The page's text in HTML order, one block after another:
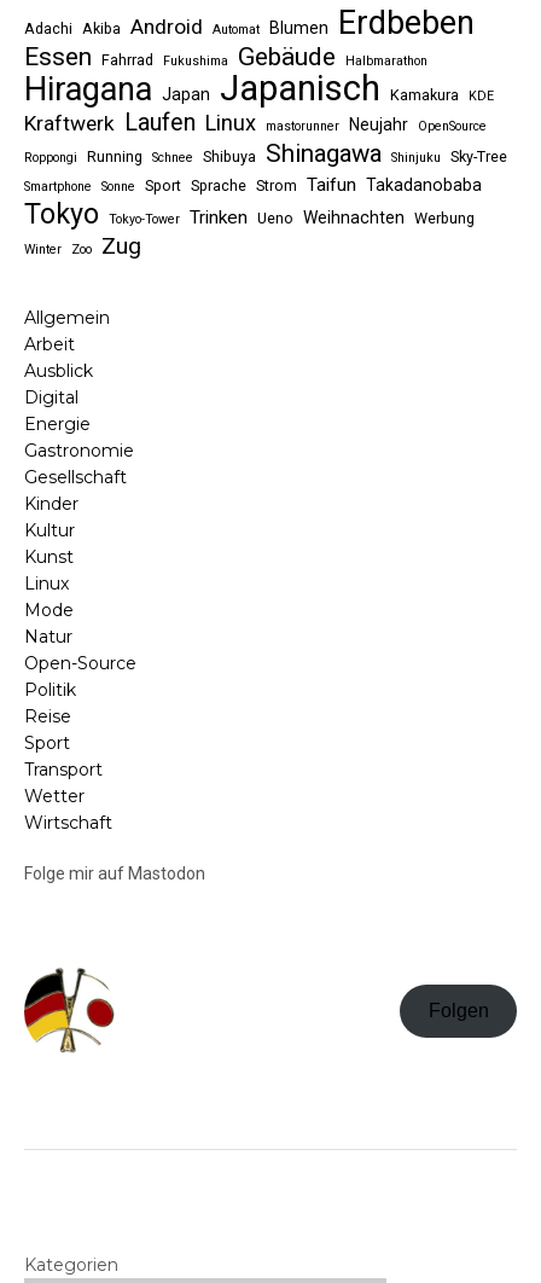
Adachi Akiba Android Automat Blumen Erdbeben
Essen Fahrrad Fukushima Gebäude Halbmarathon
Hiragana Japan Japanisch Kamakura KDE
Kraftwerk Laufen Linux mastorunner Neujahr
OpenSource
Roppongi
Running Schnee Shibuya Shinagawa Shinjuku Sky-Tree
Smartphone Sonne Sport Sprache Strom Taifun Takadanobaba
Tokyo Tokyo-Tower Trinken Ueno Weihnachten Werbung
Winter Zoo Zug
Allgemein
Arbeit
Ausblick
Digital
Energie
Gastronomie
Gesellschaft
Kinder
Kultur
Kunst
Linux
Mode
Natur
Open-Source
Politik
Reise
Sport
Transport
Wetter
Wirtschaft
Folge mir auf Mastodon
Folgen
Kategorien